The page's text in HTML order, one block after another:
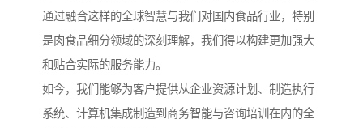
通过融合这样的全球智慧与我们对国内食品行业，特别
是肉食品细分领域的深刻理解，我们得以构建更加强大
和贴合实际的服务能力。
如今，我们能够为客户提供从企业资源计划、制造执行
系统、计算机集成制造到商务智能与咨询培训在内的全